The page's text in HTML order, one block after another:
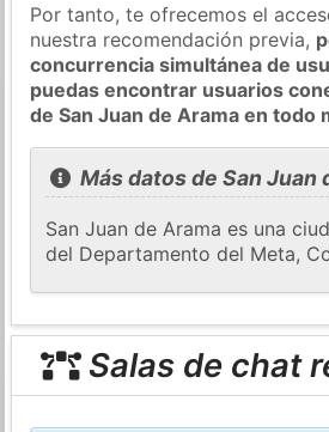
Por tanto, te ofrecemos el
nuestra recomendación previa,
concurrencia simultánea de
puedas encontrar usuarios
de San Juan de Arama en todo
Más datos de San Juan
San Juan de Arama es una
del Departamento del Meta,
Salas de chat